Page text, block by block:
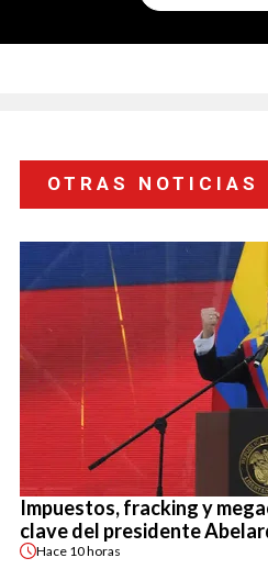
OTRAS NOTICIAS
Impuestos, fracking y
clave del presidente
Hace 10 horas